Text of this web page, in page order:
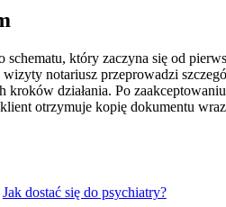
schematu, który zaczyna się od
notariusz przeprowadzi
działania. Po
otrzymuje kopię dokumentu
Jak dostać się do psychiatry?